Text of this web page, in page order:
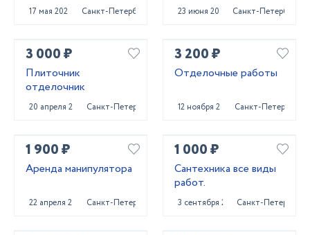
17 мая 2024 Санкт-Петербург 23 июня 2023 Санкт-Петербург
3 000 ₽
Плиточник
отделочник
20 апреля 2023 Санкт-Петербург
3 200 ₽
Отделочные работы
12 ноября 2022 Санкт-Петербург
1 900 ₽
Аренда манипулятора
22 апреля 2024 Санкт-Петербург
1 000 ₽
Сантехника все виды
работ.
3 сентября 2023Санкт-Петербург